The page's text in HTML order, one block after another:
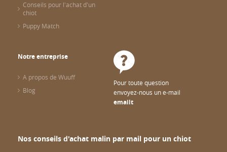
Conseils pour l'achat d'un
chiot
Puppy Match
Notre entreprise
A propos de Wuuff
Blog
Pour toute question
envoyez-nous un e-mail
emailt
Nos conseils d'achat malin par mail pour un chiot